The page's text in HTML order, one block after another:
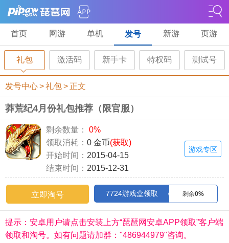
首页 网游 单机 发号 新游 页游
礼包 激活码 新手卡 特权码 测试号
发号中心>礼包> 正文
莽荒纪4月份礼包推荐（限官服）
剩余数量：
0%
领取消耗： 0 金币(获取)
开始时间： 2015-04-15
结束时间： 2015-12-31
游戏专区
立即淘号 7724游戏盒领取 剩余0%
提示：安卓用户请点击安装上方“琵琶网安卓APP领取”客户端
领取和淘号。如有问题请加群："486944979"咨询。